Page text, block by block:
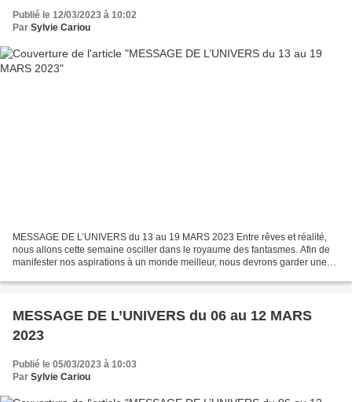
Publié le 12/03/2023 à 10:02
Par Sylvie Cariou
MESSAGE DE L’UNIVERS du 13 au 19 MARS 2023 Entre rêves et réalité,
nous allons cette semaine osciller dans le royaume des fantasmes. Afin de
manifester nos aspirations à un monde meilleur, nous devrons garder une
MESSAGE DE L’UNIVERS du 06 au 12 MARS
2023
Publié le 05/03/2023 à 10:03
Par Sylvie Cariou